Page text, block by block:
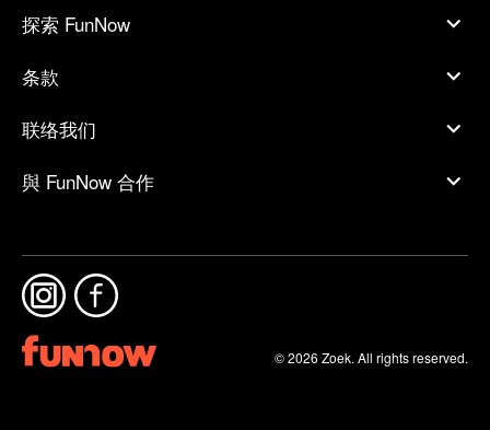
探索 FunNow
条款
联络我们
與 FunNow 合作
© 2026 Zoek. All rights reserved.